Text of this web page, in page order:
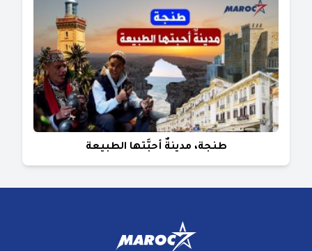
طنجة، مدينةٌ أحبَّتها الطبيعة